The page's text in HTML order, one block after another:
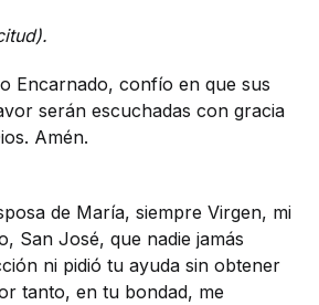
Encarnado, confío en que sus
serán escuchadas con gracia
Amén.
de María, siempre Virgen, mi
San José, que nadie jamás
ni pidió tu ayuda sin obtener
tanto, en tu bondad, me